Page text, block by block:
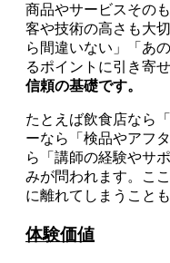
商品やサービスその
客や技術の高さも大
ら間違いない」「あ
るポイントに引き寄
信頼の基礎です。
たとえば飲食店なら
ーなら「検品やアフ
ら「講師の経験やサ
みが問われます。こ
に離れてしまうことも
体験価値